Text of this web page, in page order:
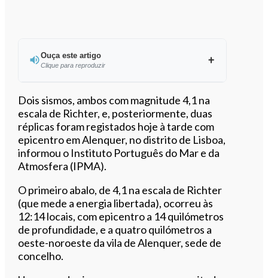
Ouça este artigo
Clique para reproduzir
Ouvir este artigo
Dois sismos, ambos com magnitude 4,1 na
escala de Richter, e, posteriormente, duas
réplicas foram registados hoje à tarde com
epicentro em Alenquer, no distrito de Lisboa,
informou o Instituto Português do Mar e da
Atmosfera (IPMA).
O primeiro abalo, de 4,1 na escala de Richter
(que mede a energia libertada), ocorreu às
12:14 locais, com epicentro a 14 quilómetros
de profundidade, e a quatro quilómetros a
oeste-noroeste da vila de Alenquer, sede de
concelho.